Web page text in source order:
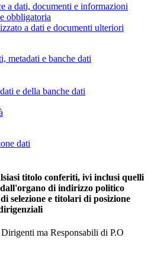
a dati, documenti e informazioni
obbligatoria
a dati e documenti ulteriori
metadati e banche dati
e della banche dati
dati
titolo conferiti, ivi inclusi quelli
di indirizzo politico
selezione e titolari di posizione
ma Responsabili di P.O